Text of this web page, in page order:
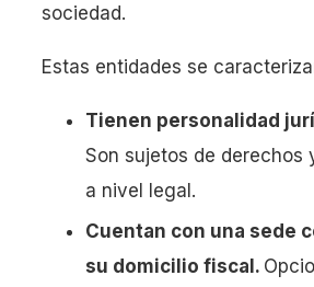
sociedad.
Estas entidades se
Tienen personalidad
Son sujetos de derechos
a nivel legal.
Cuentan con una sede
su domicilio fiscal.